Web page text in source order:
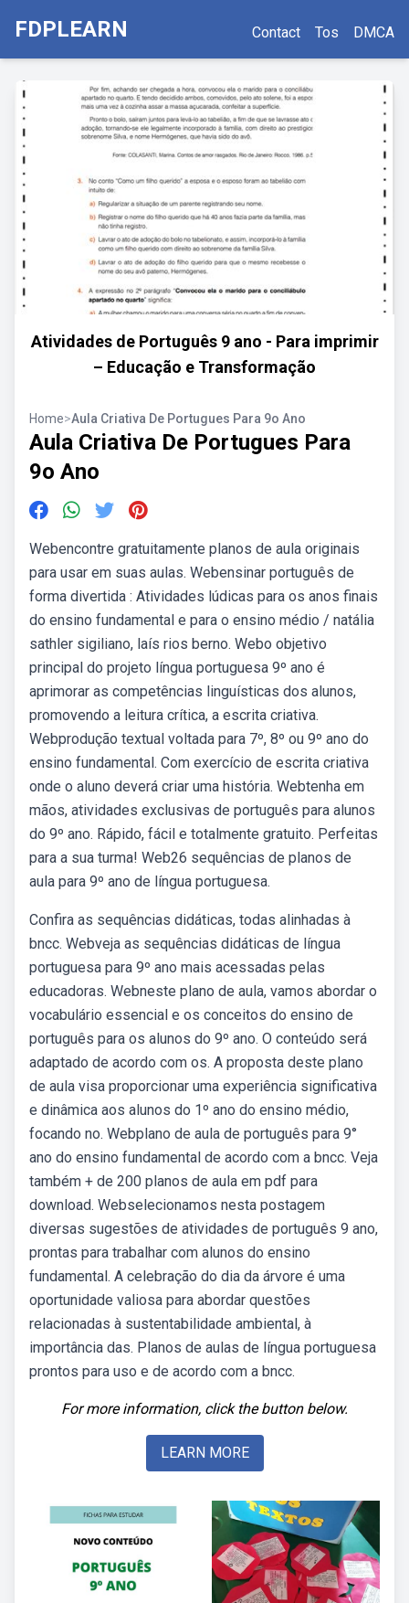
FDPLEARN Contact Tos DMCA
Atividades de Português 9 ano - Para imprimir
– Educação e Transformação
Home>Aula Criativa De Portugues Para 9o Ano
Aula Criativa De Portugues Para
9o Ano
Webencontre gratuitamente planos de aula originais
para usar em suas aulas. Webensinar português de
forma divertida : Atividades lúdicas para os anos finais
do ensino fundamental e para o ensino médio / natália
sathler sigiliano, laís rios berno. Webo objetivo
principal do projeto língua portuguesa 9º ano é
aprimorar as competências linguísticas dos alunos,
promovendo a leitura crítica, a escrita criativa.
Webprodução textual voltada para 7º, 8º ou 9º ano do
ensino fundamental. Com exercício de escrita criativa
onde o aluno deverá criar uma história. Webtenha em
mãos, atividades exclusivas de português para alunos
do 9º ano. Rápido, fácil e totalmente gratuito. Perfeitas
para a sua turma! Web26 sequências de planos de
aula para 9º ano de língua portuguesa.
Confira as sequências didáticas, todas alinhadas à
bncc. Webveja as sequências didáticas de língua
portuguesa para 9º ano mais acessadas pelas
educadoras. Webneste plano de aula, vamos abordar o
vocabulário essencial e os conceitos do ensino de
português para os alunos do 9º ano. O conteúdo será
adaptado de acordo com os. A proposta deste plano
de aula visa proporcionar uma experiência significativa
e dinâmica aos alunos do 1º ano do ensino médio,
focando no. Webplano de aula de português para 9°
ano do ensino fundamental de acordo com a bncc. Veja
também + de 200 planos de aula em pdf para
download. Webselecionamos nesta postagem
diversas sugestões de atividades de português 9 ano,
prontas para trabalhar com alunos do ensino
fundamental. A celebração do dia da árvore é uma
oportunidade valiosa para abordar questões
relacionadas à sustentabilidade ambiental, à
importância das. Planos de aulas de língua portuguesa
prontos para uso e de acordo com a bncc.
For more information, click the button below.
LEARN MORE